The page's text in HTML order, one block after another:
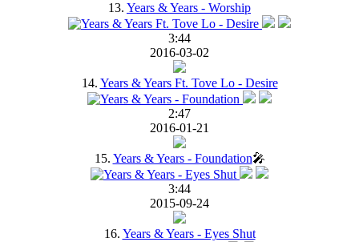
13. Years & Years - Worship
3:44
2016-03-02
14. Years & Years Ft. Tove Lo - Desire
2:47
2016-01-21
15. Years & Years - Foundation🎤
3:44
2015-09-24
16. Years & Years - Eyes Shut